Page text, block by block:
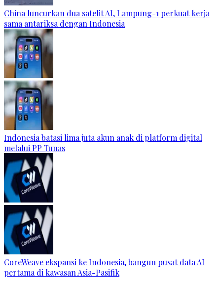
China luncurkan dua satelit AI, Lampung-1 perkuat kerja
sama antariksa dengan Indonesia
Indonesia batasi lima juta akun anak di platform digital
melalui PP Tunas
CoreWeave ekspansi ke Indonesia, bangun pusat data AI
pertama di kawasan Asia-Pasifik